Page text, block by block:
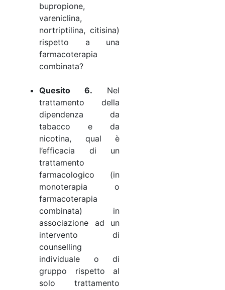
bupropione,
vareniclina,
nortriptilina, citisina)
rispetto a una
farmacoterapia
combinata?
Quesito 6. Nel
trattamento della
dipendenza da
tabacco e da
nicotina, qual è
l’efficacia di un
trattamento
farmacologico (in
monoterapia o
farmacoterapia
combinata) in
associazione ad un
intervento di
counselling
individuale o di
gruppo rispetto al
solo trattamento